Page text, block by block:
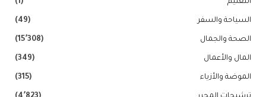
التعليم (1)
السياحة والسفر (49)
الصحة والجمال (15٬308)
المال والأعمال (349)
الموضة والأزياء (315)